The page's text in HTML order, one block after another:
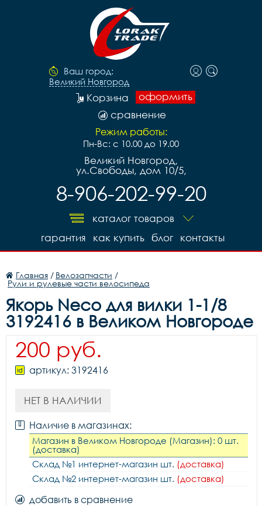
Ваш город:
Великий Новгород
оформить
Корзина
сравнение
Режим работы:
Пн-Вс: с 10.00 до 19.00
Великий Новгород,
ул.Свободы, дом 10/5,
8-906-202-99-20
каталог товаров
контакты
блог
как купить
гарантия
Главная / Велозапчасти /
Рули и рулевые части велосипеда
Якорь Neco для вилки 1-1/8
3192416 в Великом Новгороде
200 руб.
артикул: 3192416
НЕТ В НАЛИЧИИ
Наличие в магазинах:
Магазин в Великом Новгороде (Магазин): 0 шт.
(доставка)
Склад №1 интернет-магазин шт. (доставка)
Склад №2 интернет-магазин шт. (доставка)
добавить в сравнение